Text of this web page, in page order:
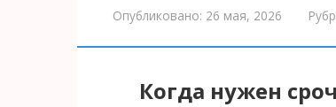
Опубликовано: 26 мая, 2026
Когда нужен